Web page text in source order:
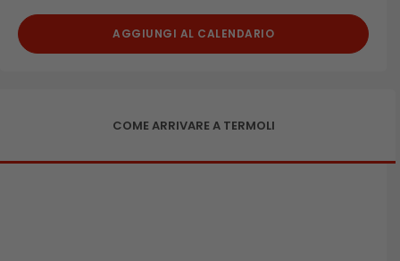
AGGIUNGI AL CALENDARIO
COME ARRIVARE A TERMOLI